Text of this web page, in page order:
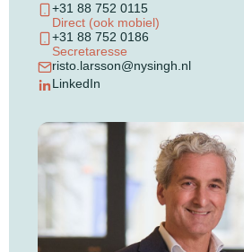
+31 88 752 0115
Direct (ook mobiel)
+31 88 752 0186
Secretaresse
risto.larsson@nysingh.nl
LinkedIn